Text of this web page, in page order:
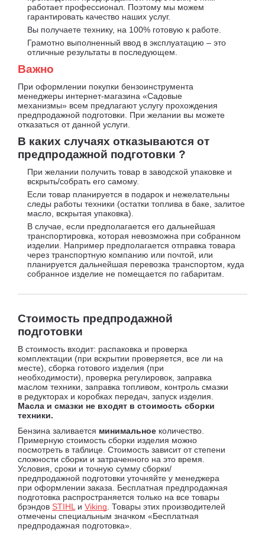
работает профессионал. Поэтому мы можем
гарантировать качество наших услуг.
Вы получаете технику, на 100% готовую к работе.
Грамотно выполненный ввод в эксплуатацию – это
отличные результаты в последующем.
Важно
При оформлении покупки бензоинструмента
менеджеры интернет-магазина «Садовые
механизмы» всем предлагают услугу прохождения
предпродажной подготовки. При желании вы можете
отказаться от данной услуги.
В каких случаях отказываются от
предпродажной подготовки ?
При желании получить товар в заводской упаковке и
вскрыть/собрать его самому.
Если товар планируется в подарок и нежелательны
следы работы техники (остатки топлива в баке, залитое
масло, вскрытая упаковка).
В случае, если предполагается его дальнейшая
транспортировка, которая невозможна при собранном
изделии. Например предполагается отправка товара
через транспортную компанию или почтой, или
планируется дальнейшая перевозка транспортом, куда
собранное изделие не помещается по габаритам.
Стоимость предпродажной
подготовки
В стоимость входит: распаковка и проверка
комплектации (при вскрытии проверяется, все ли на
месте), сборка готового изделия (при
необходимости), проверка регулировок, заправка
маслом техники, заправка топливом, контроль смазки
в редукторах и коробках передач, запуск изделия.
Масла и смазки не входят в стоимость сборки
техники.
Бензина заливается минимальное количество.
Примерную стоимость сборки изделия можно
посмотреть в таблице. Стоимость зависит от степени
сложности сборки и затраченного на это время.
Условия, сроки и точную сумму сборки/
предпродажной подготовки уточняйте у менеджера
при оформлении заказа. Бесплатная предпродажная
подготовка распространяется только на все товары
брэндов STIHL и Viking . Товары этих производителей
отмечены специальным значком «Бесплатная
предпродажная подготовка».